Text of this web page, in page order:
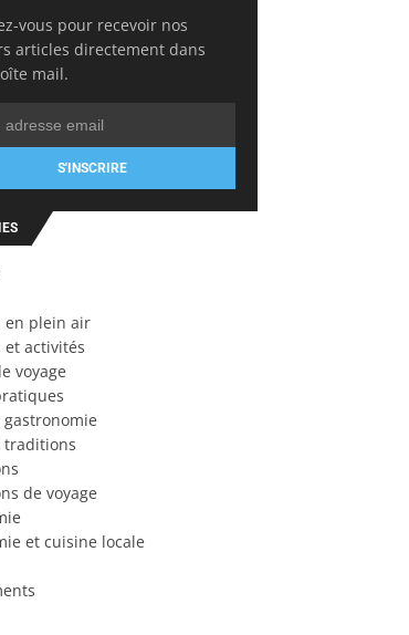
vous pour recevoir nos
articles directement dans
mail.
S'INSCRIRE
en plein air
et activités
voyage
traditions
de voyage
et cuisine locale